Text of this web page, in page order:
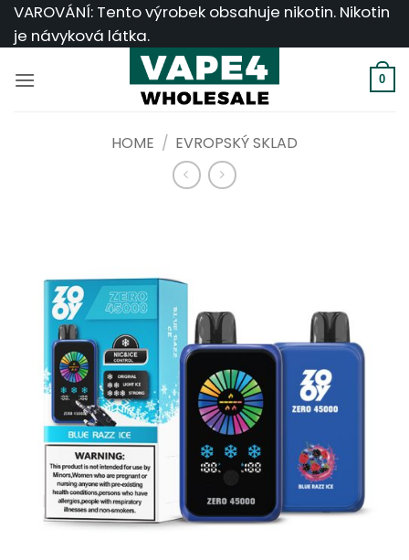
Přeskočit
na
VAROVÁNÍ: Tento výrobek obsahuje nikotin. Nikotin
je návyková látka.
0
HOME / EVROPSKÝ SKLAD